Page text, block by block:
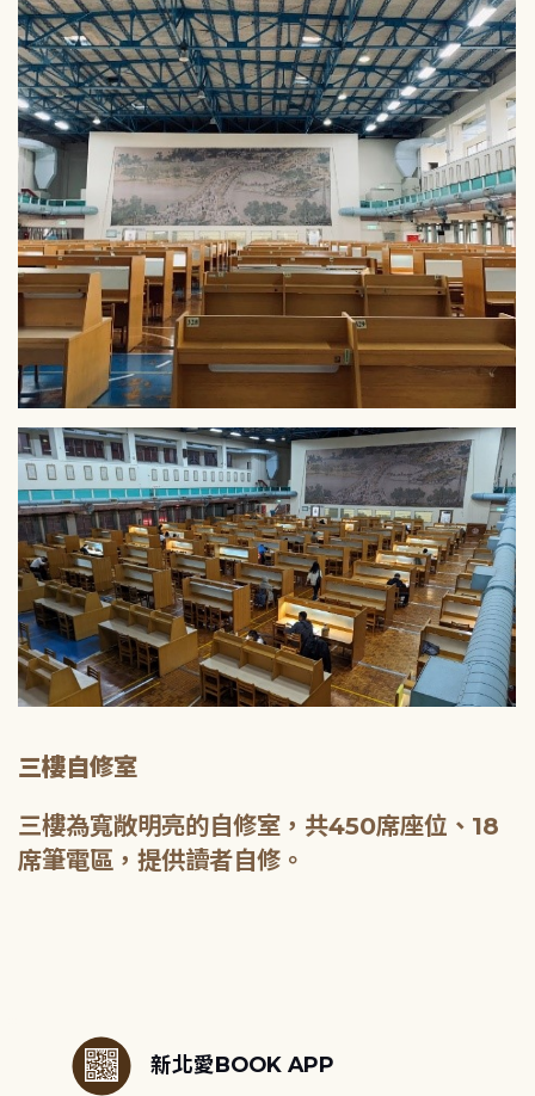
三樓自修室
三樓為寬敞明亮的自修室，共450席座位、18
席筆電區，提供讀者自修。
新北愛BOOK APP